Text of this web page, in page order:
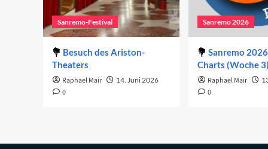
Sanremo-Festival
Besuch des Ariston-
Theaters
Raphael Mair 14. Juni 2026
0
Sanremo 2026
Sanremo
Charts (Woche 3)
Raphael Mair
0